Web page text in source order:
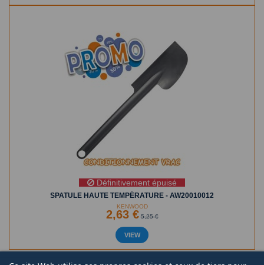
Définitivement épuisé
SPATULE HAUTE TEMPÉRATURE - AW20010012
KENWOOD
2,63 € 5,25 €
VIEW